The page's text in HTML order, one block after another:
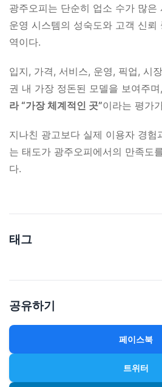
광주오피는 단순히 업소 수가 많은
운영 시스템의 성숙도와 고객 신뢰
역이다.
입지, 가격, 서비스, 운영, 픽업, 시
권 내 가장 정돈된 모델을 보여주며,
라 “가장 체계적인 곳”이라는 평가
지나친 광고보다 실제 이용자 경험
는 태도가 광주오피에서의 만족도
다.
태그
공유하기
페이스북
트위터